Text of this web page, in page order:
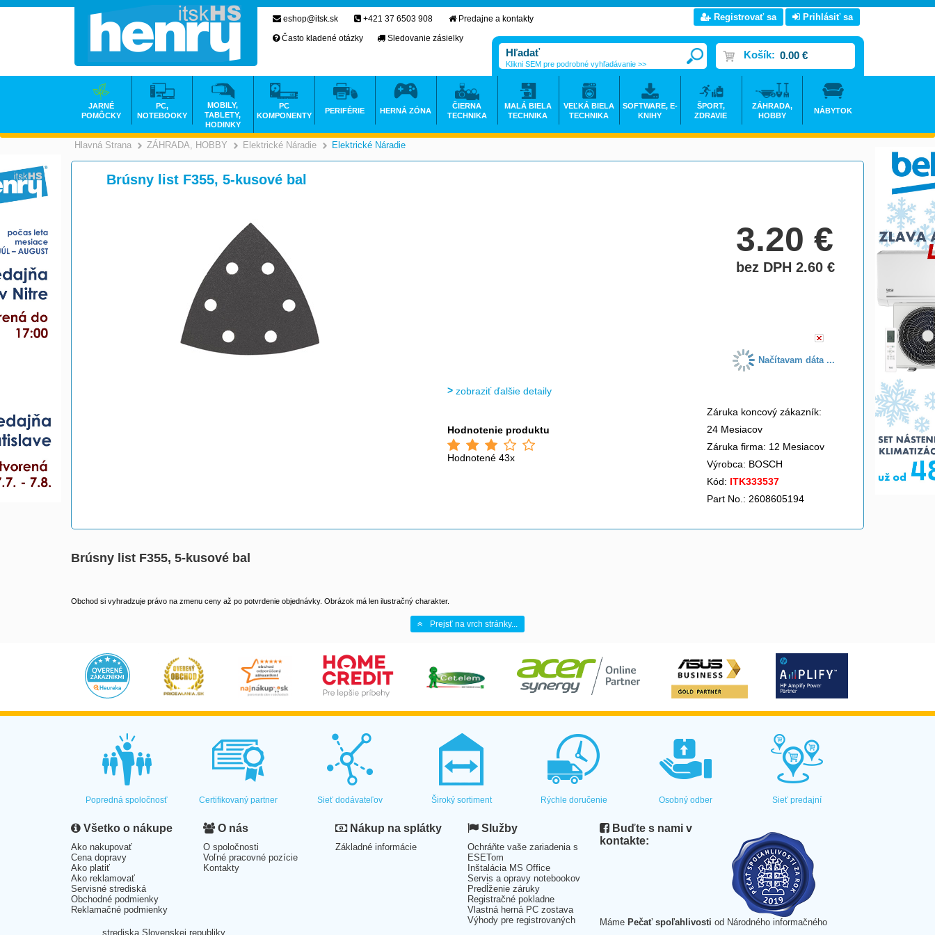
Hlavná Strana >
ZÁHRADA, HOBBY >
Elektrické Náradie Elektrické Náradie
Brúsny list F355, 5-kusové bal
3.20€
bez DPH 2.60€
Načítavam dáta ...
zobraziť ďalšie detaily
Hodnotenie produktu
Hodnotené 43x
Záruka koncový zákazník:
24 Mesiacov
Záruka firma: 12 Mesiacov
Výrobca: BOSCH
Kód: ITK333537
Part No.: 2608605194
Brúsny list F355, 5-kusové bal
Obchod si vyhradzuje právo na zmenu ceny až po potvrdenie objednávky. Obrázok má len ilustračný charakter.
Prejsť na vrch stránky...
eshop@itsk.sk +421 37 6503 908
Predajne a kontakty
Často kladené otázky
Sledovanie zásielky
Registrovať sa Prihlásiť sa
Košík: 0.00 €
Klikni SEM pre podrobné vyhľadávanie >>
JARNÉ
POMÔCKY
PC,
NOTEBOOKY
MOBILY,
TABLETY,
HODINKY
PC
KOMPONENTY
PERIFÉRIE HERNÁ ZÓNA
ČIERNA
TECHNIKA
MALÁ BIELA
TECHNIKA
VEĽKÁ BIELA
TECHNIKA
SOFTWARE, E-
KNIHY
ŠPORT,
ZDRAVIE
ZÁHRADA,
HOBBY
NÁBYTOK
Popredná spoločnosť Certifikovaný partner Sieť dodávateľov Široký sortiment Rýchle doručenie Osobný odber Sieť predajní
Všetko o nákupe
Ako nakupovať
Cena dopravy
Ako platiť
Ako reklamovať
Servisné strediská
Obchodné podmienky
Reklamačné podmienky
O nás
O spoločnosti
Voľné pracovné pozície
Kontakty
Nákup na splátky
Základné informácie
Služby
Ochráňte vaše zariadenia s
ESETom
Inštalácia MS Office
Servis a opravy notebookov
Predĺženie záruky
Registračné pokladne
Vlastná herná PC zostava
Výhody pre registrovaných
Buďte s nami v
kontakte:
Máme Pečať spoľahlivosti od Národného informačného
strediska Slovenskej republiky